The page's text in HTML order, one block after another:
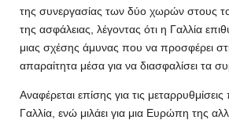
της συνεργασίας των δύο χωρών στους
της ασφάλειας, λέγοντας ότι η Γαλλία
μιας σχέσης άμυνας που να προσφέρει
απαραίτητα μέσα για να διασφαλίσει τα
Αναφέρεται επίσης για τις
Γαλλία, ενώ μιλάει για μια Ευρώπη της